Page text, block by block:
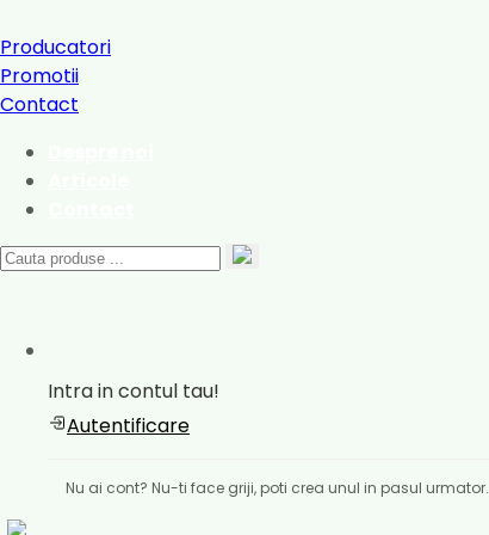
Producatori
Promotii
Contact
Intra in contul tau!
Autentificare
Nu ai cont? Nu-ti face griji, poti crea unul in pasul urmator.